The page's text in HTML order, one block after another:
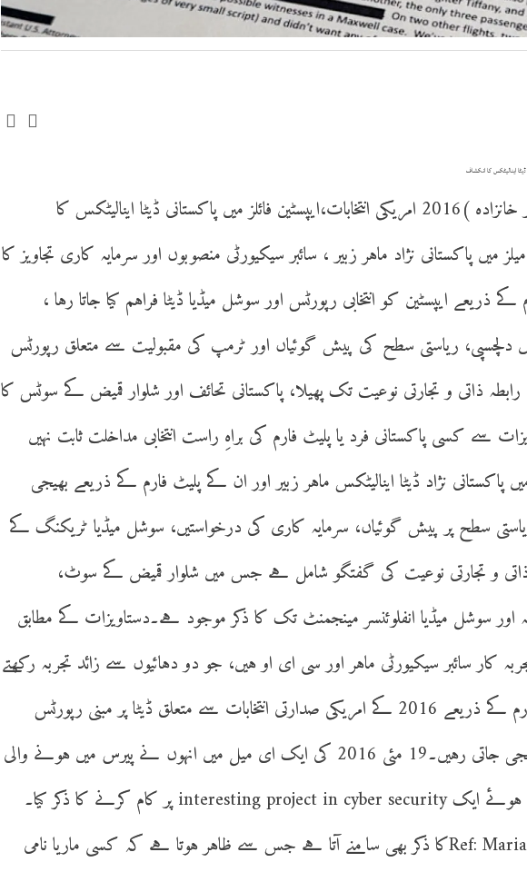
ڈیلس (راجہ زاہد اختر خانزادہ )2016 امریکی انتخابات،ایپسٹین فائلز میں پاکستانی ڈیٹا اینالیٹکس کا
میں پاکستانی نژاد ماہر زبیر ، سائبر سیکیورٹی منصوبوں اور سرمایہ کاری تجاویز کا
ذریعے ایپسٹین کو انتخابی رپورٹس اور سوشل میڈیا ڈیٹا فراہم کیا جاتا رہا ،
دلچسپی، ریاستی سطح کی پیش گوئیاں اور ٹرمپ کی مقبولیت سے متعلق رپورٹس
رابطہ ذاتی و تجارتی نوعیت تک پھیلا، پاکستانی تحائف اور شلوار قمیض کے سوٹس کا
سے کسی پاکستانی فرد یا پلیٹ فارم کی براہِ راست انتخابی مداخلت ثابت نہیں
پاکستانی نژاد ڈیٹا اینالیٹکس ماہر زبیر اور ان کے پلیٹ فارم کے ذریعے بھیجی
سطح پر پیش گوئیاں، سرمایہ کاری کی درخواستیں، سوشل میڈیا ٹریکنگ کے
و تجارتی نوعیت کی گفتگو شامل ہے جس میں شلوار قمیض کے سوٹ،
سوشل میڈیا انفلوئنسر مینجمنٹ تک کا ذکر موجود ہے۔دستاویزات کے مطابق
کار سائبر سیکیورٹی ماہر اور سی ای او ہیں، جو دو دہائیوں سے زائد تجربہ رکھتے
ہیں۔ انہی کے پلیٹ فارم کے ذریعے 2016 کے امریکی صدارتی انتخابات سے متعلق ڈیٹا پر مبنی رپورٹس
جیفری ایپسٹین کو بھیجی جاتی رہیں۔19 مئی 2016 کی ایک ای میل میں انہوں نے پیرس میں ہونے والی
ملاقات کا حوالہ دیتے ہوئے ایک interesting project in cyber security پر کام کرنے کا ذکر کیا۔
اسی ای میل تھریڈ میںRef: Mariaکا ذکر بھی سامنے آتا ہے جس سے ظاہر ہوتا ہے کہ کسی ماریا نامی